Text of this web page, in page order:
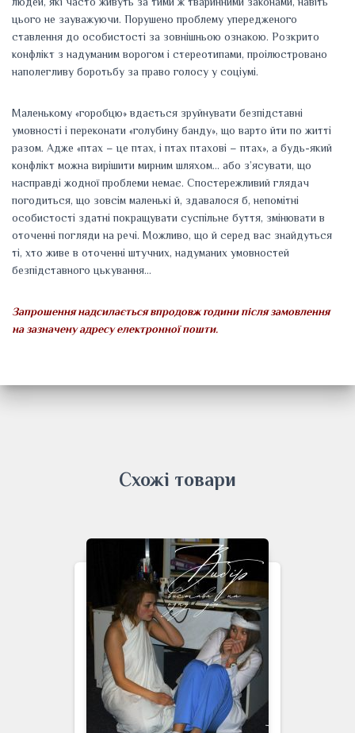
цього не зауважуючи. Порушено проблему упередженого
ставлення до особистості за зовнішньою ознакою. Розкрито
конфлікт з надуманим ворогом і стереотипами, проілюстровано
наполегливу боротьбу за право голосу у соціумі.
Маленькому «горобцю» вдається зруйнувати безпідставні
умовності і переконати «голубину банду», що варто йти по житті
разом. Адже «птах – це птах, і птах птахові – птах», а будь-який
конфлікт можна вирішити мирним шляхом… або з’ясувати, що
насправді жодної проблеми немає. Спостережливий глядач
погодиться, що зовсім маленькі й, здавалося б, непомітні
особистості здатні покращувати суспільне буття, змінювати в
оточенні погляди на речі. Можливо, що й серед вас знайдуться
ті, хто живе в оточенні штучних, надуманих умовностей
безпідставного цькування…
Запрошення надсилається впродовж години після замовлення
на зазначену адресу електронної пошти.
Схожі товари